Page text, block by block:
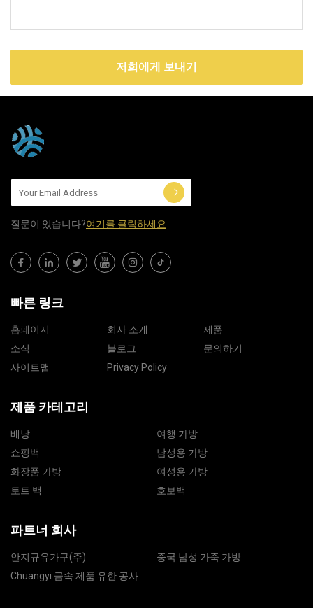
저희에게 보내기
질문이 있습니다?여기를 클릭하세요
빠른 링크
홈페이지 회사 소개
제품
소식
블로그
문의하기
사이트맵
Privacy Policy
제품 카테고리
배낭
여행 가방
쇼핑백
남성용 가방
화장품 가방
여성용 가방
토트 백
호보백
파트너 회사
안지규유가구(주)
중국 남성 가죽 가방
Chuangyi 금속 제품 유한 공사